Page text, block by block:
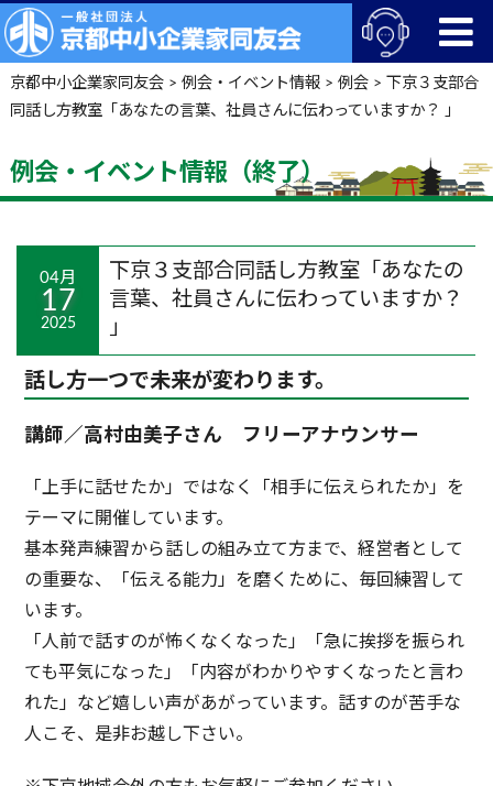
京都中小企業家同友会> 例会・イベント情報> 例会> 下京３支部合
同話し方教室「あなたの言葉、社員さんに伝わっていますか？ 」
例会・イベント情報（終了）
04月
17
2025
下京３支部合同話し方教室「あなたの
言葉、社員さんに伝わっていますか？
」
話し方一つで未来が変わります。
講師／高村由美子さん フリーアナウンサー
「上手に話せたか」ではなく「相手に伝えられたか」を
テーマに開催しています。
基本発声練習から話しの組み立て方まで、経営者として
の重要な、「伝える能力」を磨くために、毎回練習して
います。
「人前で話すのが怖くなくなった」「急に挨拶を振られ
ても平気になった」「内容がわかりやすくなったと言わ
れた」など嬉しい声があがっています。話すのが苦手な
人こそ、是非お越し下さい。